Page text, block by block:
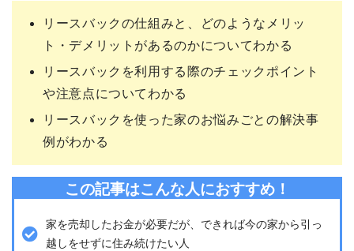
リースバックの仕組みと、どのようなメリッ
ト・デメリットがあるのかについてわかる
リースバックを利用する際のチェックポイント
や注意点についてわかる
リースバックを使った家のお悩みごとの解決事
例がわかる
この記事はこんな人におすすめ！
家を売却したお金が必要だが、できれば今の家から引っ
越しをせずに住み続けたい人